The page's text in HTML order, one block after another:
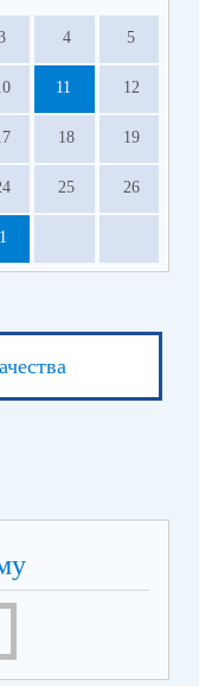
4 5
11 12
18 19
25 26